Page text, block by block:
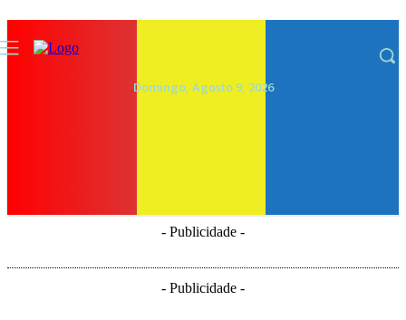
Domingo, Agosto 9, 2026
- Publicidade -
- Publicidade -